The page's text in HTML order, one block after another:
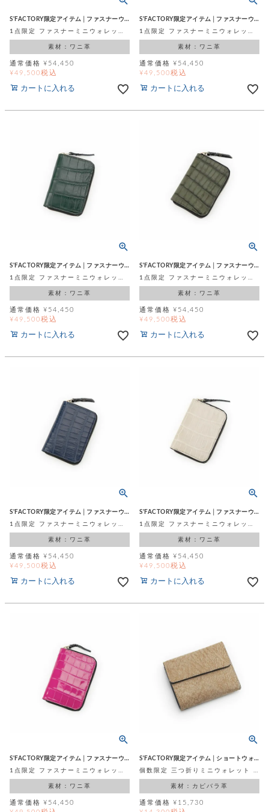
S'FACTORY限定アイテム│ファスナーウォレット
素材：ワニ革
通常価格 ¥ 54,450
¥49,500税込
カートに入れる
S'FACTORY限定アイテム│ファスナーウォレット
素材：ワニ革
通常価格 ¥ 54,450
¥49,500税込
カートに入れる
S'FACTORY限定アイテム│ファスナーウォレット
素材：ワニ革
通常価格 ¥ 54,450
¥49,500税込
カートに入れる
S'FACTORY限定アイテム│ファスナーウォレット
素材：ワニ革
通常価格 ¥ 54,450
¥49,500税込
カートに入れる
S'FACTORY限定アイテム│ファスナーウォレット
素材：ワニ革
通常価格 ¥ 54,450
¥49,500税込
カートに入れる
S'FACTORY限定アイテム│ファスナーウォレット
素材：ワニ革
通常価格 ¥ 54,450
¥49,500税込
カートに入れる
S'FACTORY限定アイテム│ファスナーウォレット
素材：ワニ革
通常価格 ¥ 54,450
S'FACTORY限定アイテム│ショートウォレット
素材：カピバラ革
通常価格 ¥ 15,730